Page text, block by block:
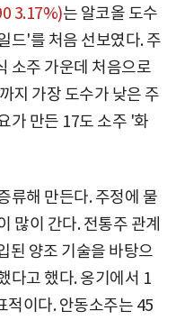
3.17%)는 알코올 도수
드'를 처음 선보였다. 주
소주 가운데 처음으로
지 가장 도수가 낮은 주
가 만든 17도 소주 '화
류해 만든다. 주정에 물
많이 간다. 전통주 관계
된 양조 기술을 바탕으
다고 했다. 옹기에서 1
적이다. 안동소주는 45